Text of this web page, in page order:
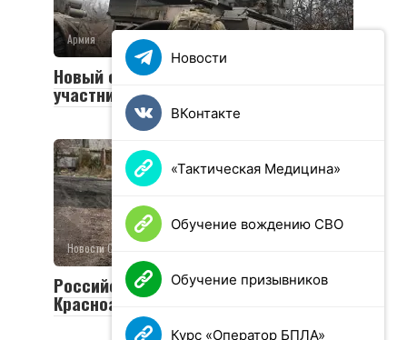
Армия
Новый социальный контракт для
участников СВО
Новости СВО
Российская армия освободила
Красноармейск и Волчанск
Новости
ВКонтакте
«Тактическая Медицина»
Обучение вождению СВО
Обучение призывников
Курс «Оператор БПЛА»